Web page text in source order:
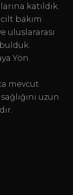
katıldık.
bakım
uluslararası
Yön
mevcut
uzun